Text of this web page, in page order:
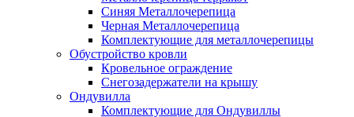
Синяя Металлочерепица
Черная Металлочерепица
Комплектующие для металлочерепицы
Обустройство кровли
Кровельное ограждение
Снегозадержатели на крышу
Ондувилла
Комплектующие для Ондувиллы